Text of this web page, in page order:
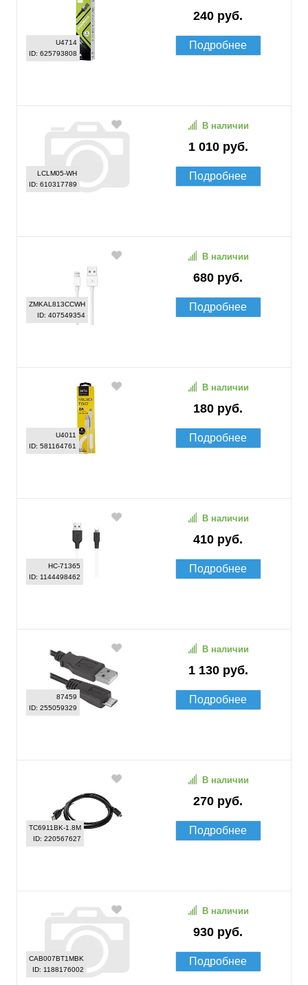
U4714
ID: 625793808
240 руб.
Подробнее
LCLM05-WH
ID: 610317789
1 010 руб.
В наличии
Подробнее
ZMKAL813CCWH
ID: 407549354
680 руб.
В наличии
Подробнее
U4011
ID: 581164761
180 руб.
В наличии
Подробнее
HC-71365
ID: 1144498462
410 руб.
В наличии
Подробнее
87459
ID: 255059329
1 130 руб.
В наличии
Подробнее
TC6911BK-1.8M
ID: 220567627
270 руб.
В наличии
Подробнее
CAB007BT1MBK
ID: 1188176002
930 руб.
В наличии
Подробнее